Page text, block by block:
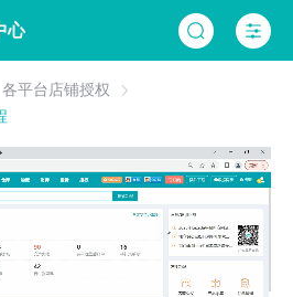
心
各平台店铺授权